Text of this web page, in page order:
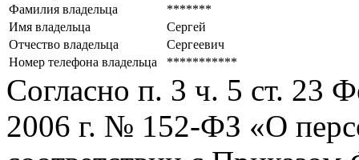
Фамилия владельца
*******
Имя владельца
Сергей
Отчество владельца
Сергеевич
Номер телефона владельца
***********
Согласно п. 3 ч. 5 ст. 23
2006 г. № 152-ФЗ «О